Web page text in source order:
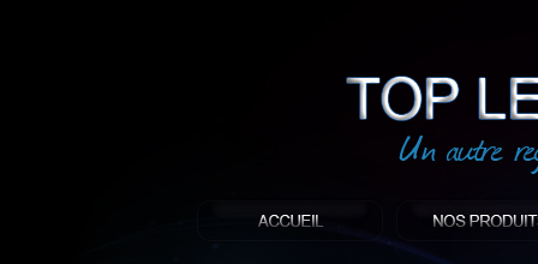
: Top led world
Produit décoratif led
Objet publicitaire led